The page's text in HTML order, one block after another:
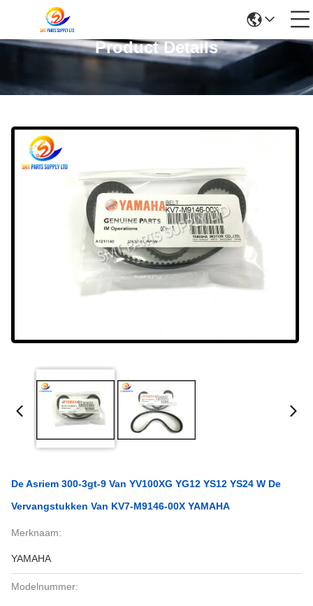
Product Details
De Asriem 300-3gt-9 Van YV100XG YG12 YS12 YS24 W De
Vervangstukken Van KV7-M9146-00X YAMAHA
Merknaam:
YAMAHA
Modelnummer: